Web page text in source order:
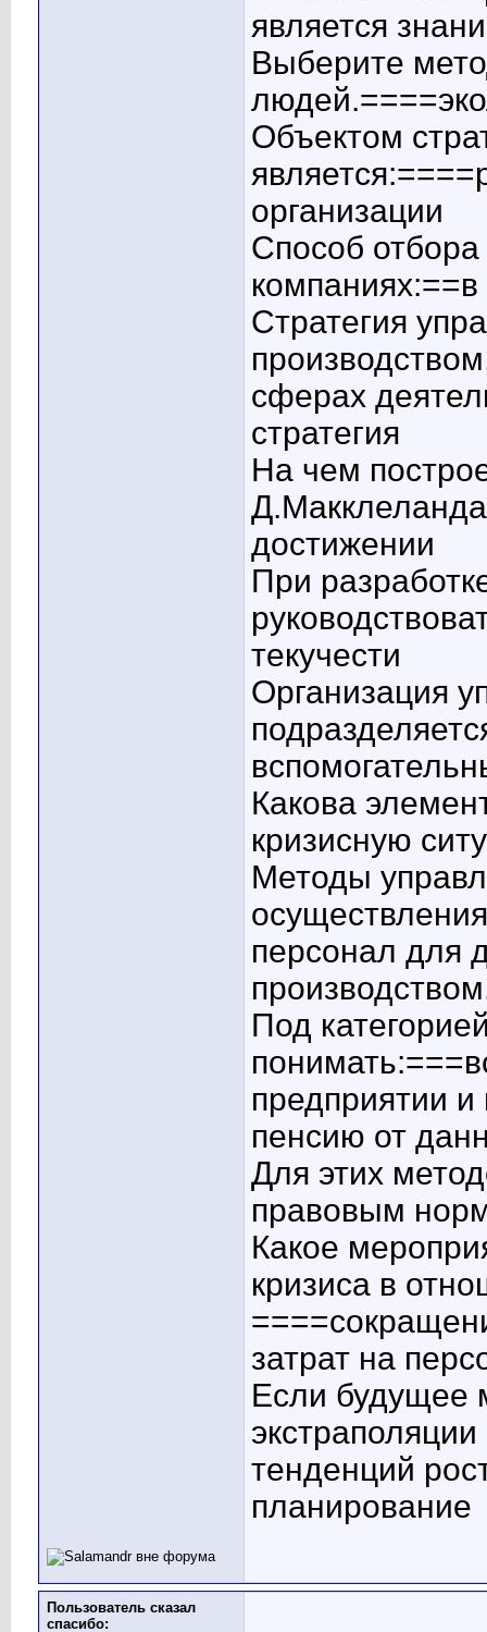
является
Выберите
Объектом
организации
Способ
Стратегия
сферах
стратегия
На чем
достижении
При
текучести
Организация
Какова
кризисную
Методы
персонал для
Под
предприятии
пенсию от
Для этих
правовым
Какое
кризиса в
затрат на
Если будущее
тенденций
планирование
Пользователь сказал
cпасибо: